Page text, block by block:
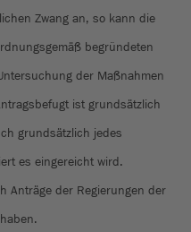
Zwang an, so kann die
begründeten
der Maßnahmen
ist grundsätzlich
grundsätzlich jedes
es eingereicht wird.
Anträge der Regierungen der